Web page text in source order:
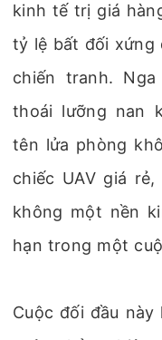
kinh tế trị giá
tỷ lệ bất đối xứng
chiến tranh.
thoái lưỡng nan
tên lửa phòng
chiếc UAV giá
không một nền
hạn trong một
Cuộc đối đầu